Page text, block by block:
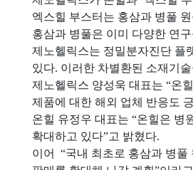
엑스힐 부스터는 홍삼과 병풀
홍삼과 병풀은 이미 다양한 연
제노헬릭스는 정밀분자진단 플
있다. 이러한 차별환된 소재기
제노헬릭스 양성욱 대표는 “온
제품에 대한 해외 업체 반응도
온힐 유정우 대표는 “온힐은 병
확대하고 있다”고 밝혔다.
이어 “국내 최초로 홍삼과 병풀